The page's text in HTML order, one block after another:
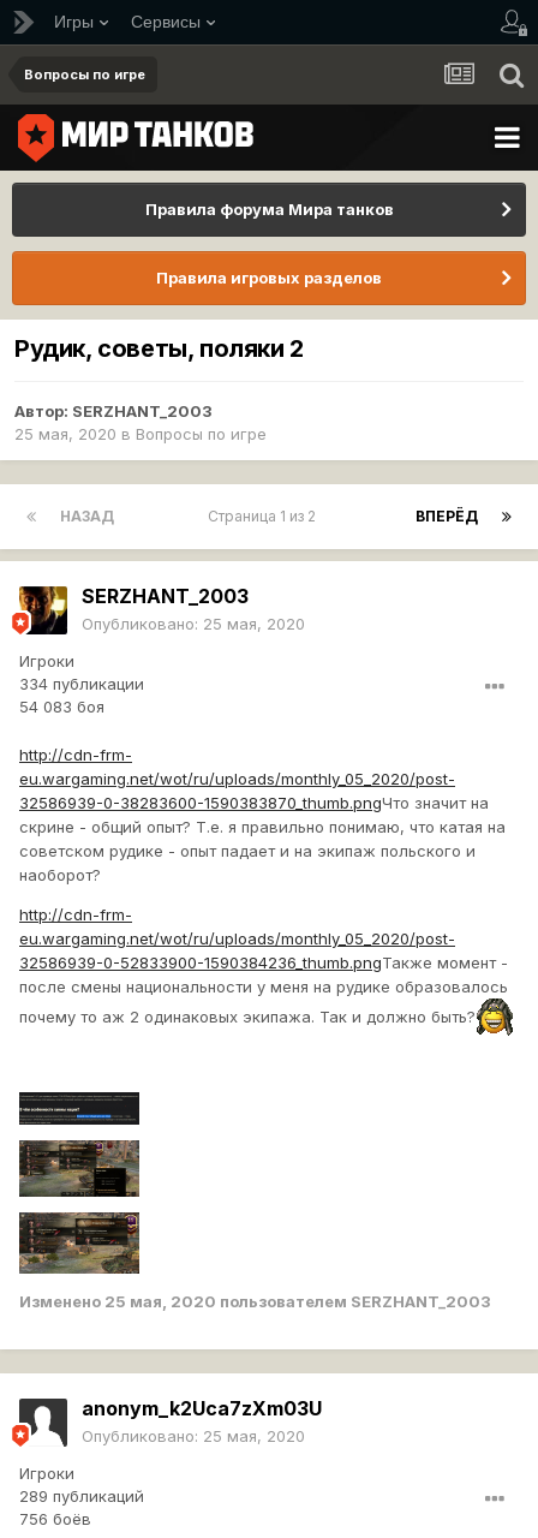
Игры Сервисы
Вопросы по игре
Правила форума Мира танков
Правила игровых разделов
Рудик, советы, поляки 2
Автор: SERZHANT_2003
25 мая, 2020 в Вопросы по игре
НАЗАД ВПЕРЁД
Страница 1 из 2
SERZHANT_2003
Опубликовано: 25 мая, 2020
Игроки
334 публикации
54 083 боя
http://cdn-frm-
eu.wargaming.net/wot/ru/uploads/monthly_05_2020/post-
32586939-0-38283600-1590383870_thumb.pngЧто значит на
скрине - общий опыт? Т.е. я правильно понимаю, что катая на
советском рудике - опыт падает и на экипаж польского и
наоборот?
http://cdn-frm-
eu.wargaming.net/wot/ru/uploads/monthly_05_2020/post-
32586939-0-52833900-1590384236_thumb.pngТакже момент -
после смены национальности у меня на рудике образовалось
почему то аж 2 одинаковых экипажа. Так и должно быть?
Изменено 25 мая, 2020 пользователем SERZHANT_2003
anonym_k2Uca7zXm03U
Опубликовано: 25 мая, 2020
Игроки
289 публикаций
756 боёв